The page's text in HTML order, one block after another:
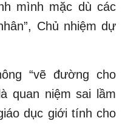
mình mặc dù các
Chủ nhiệm dự
“vẽ đường cho
quan niệm sai lầm
dục giới tính cho